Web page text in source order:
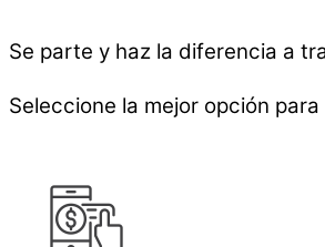
Se parte y haz la diferencia a
Seleccione la mejor opción